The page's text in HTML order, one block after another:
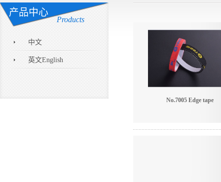
产品中心
Products
中文
英文English
No.7005 Edge tape